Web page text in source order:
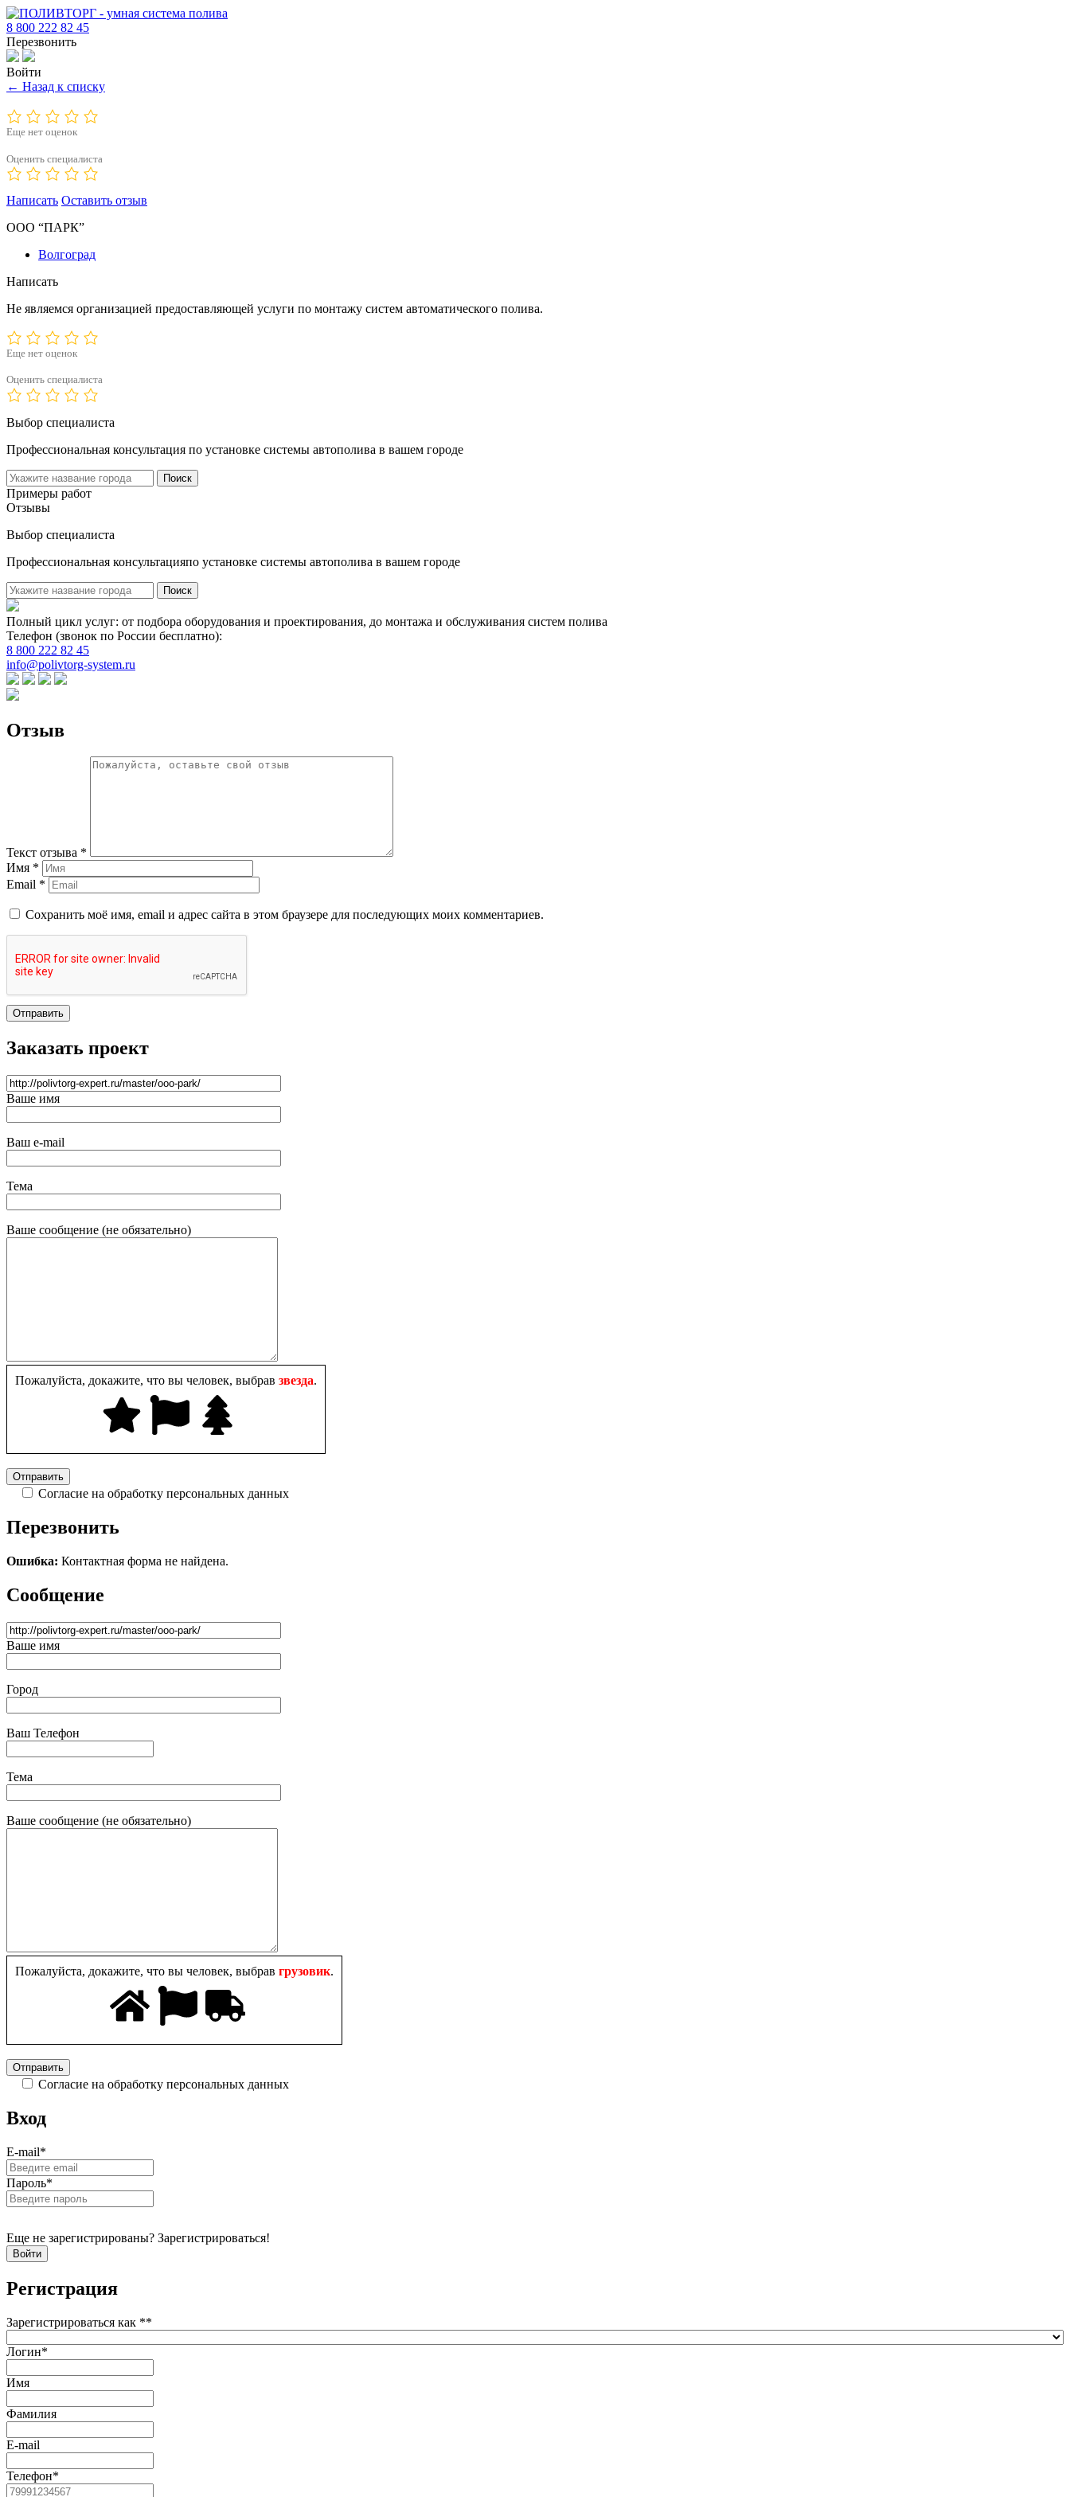
8 800 222 82 45
Перезвонить
Войти
← Назад к списку
Еще нет оценок
Оценить специалиста
Написать Оставить отзыв
ООО “ПАРК”
Волгоград
Написать
Не являемся организацией предоставляющей услуги по монтажу систем автоматического полива.
Еще нет оценок
Оценить специалиста
Выбор специалиста
Профессиональная консультация по установке системы автополива в вашем городе
Поиск
Примеры работ
Отзывы
Выбор специалиста
Профессиональная консультацияпо установке системы автополива в вашем городе
Поиск
Полный цикл услуг: от подбора оборудования и проектирования, до монтажа и обслуживания систем полива
Телефон (звонок по России бесплатно):
8 800 222 82 45
info@polivtorg-system.ru
Отзыв
Текст отзыва *
Имя *
Email *
Сохранить моё имя, email и адрес сайта в этом браузере для последующих моих комментариев.
Отправить
Заказать проект
Ваше имя
Ваш e-mail
Тема
Ваше сообщение (не обязательно)
Пожалуйста, докажите, что вы человек, выбрав звезда.
Согласие на обработку персональных данных
Перезвонить
Ошибка: Контактная форма не найдена.
Сообщение
Ваше имя
Город
Ваш Телефон
Тема
Ваше сообщение (не обязательно)
Пожалуйста, докажите, что вы человек, выбрав грузовик.
Согласие на обработку персональных данных
Вход
E-mail*
Пароль*
Еще не зарегистрированы? Зарегистрироваться!
Регистрация
Зарегистрироваться как **
Логин*
Имя
Фамилия
E-mail
Телефон*